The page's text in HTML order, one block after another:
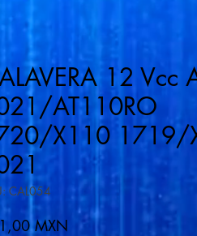
12 Vcc
AT110RO
X110 1719/
CAL054
MXN Precio